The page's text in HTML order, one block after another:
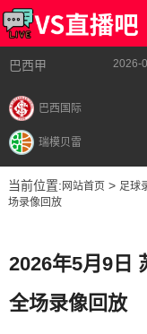
巴西甲 2026-
巴西国际
瑞模贝雷
当前位置: 网站首页> 足球
场录像回放
2026年5月9日
全场录像回放